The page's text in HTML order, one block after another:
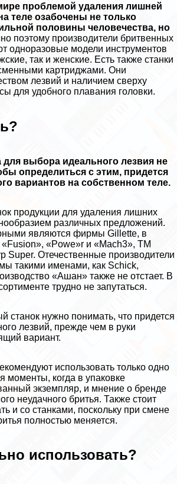
проблемой удаления лишней
теле озабочены не только
половины человечества, но
поэтому производители бритвенных
одноразовые модели инструментов
так и женские. Есть также станки
картриджами. Они
лезвий и наличием сверху
для удобного плавания головки.
для выбора идеального лезвия не
определиться с этим, придется
вариантов на собственном теле.
продукции для удаления лишних
различных предложений.
являются фирмы Gillette, в
«Fusion», «Powe»r и «Mach3», ТМ
Super. Отечественные производители
такими именами, как Schick,
«Ашан» также не отстает. В
трудно не запутаться.
станок нужно понимать, что придется
лезвий, прежде чем в руки
вариант.
использовать только одно
моменты, когда в упаковке
экземпляр, и мнение о бренде
неудачного бритья. Также стоит
и со станками, поскольку при смене
полностью меняется.
использовать?